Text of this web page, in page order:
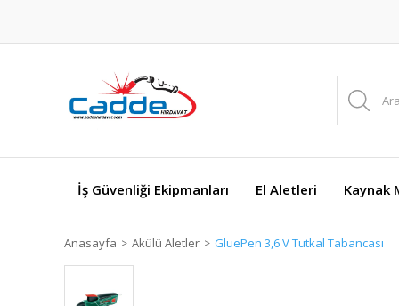
İş Güvenliği Ekipmanları El Aletleri Kaynak
Anasayfa Akülü Aletler GluePen 3,6 V Tutkal Tabancası